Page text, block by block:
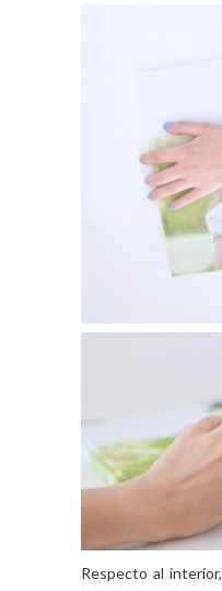
Respecto al interior,